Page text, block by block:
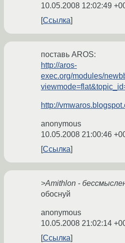
10.05.2008 12:02:49
Ссылка
поставь AROS:
http://aros-
exec.org/modules/
http://
anonymous
10.05.2008 21:00:46
Ссылка
>Amithlon -
обоснуй
anonymous
10.05.2008 21:02:14
Ссылка